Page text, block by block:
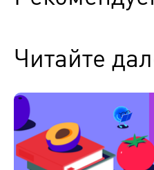
Читайте